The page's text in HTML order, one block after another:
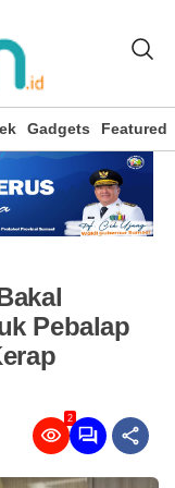
Gadgets Featured
Pebalap
2